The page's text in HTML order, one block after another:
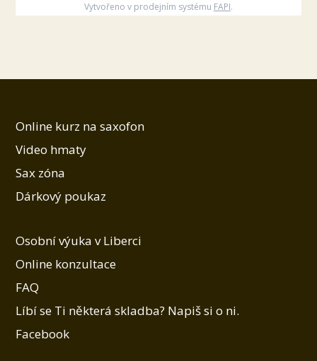
Vytvořeno v prodejním systému FAPI.
Online kurz na saxofon
Video hmaty
Sax zóna
Dárkový poukaz
Osobní výuka v Liberci
Online konzultace
FAQ
Líbí se Ti některá skladba? Napiš si o ni.
Facebook